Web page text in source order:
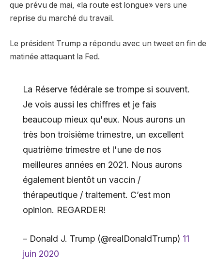
que prévu de mai, «la route est longue» vers une
reprise du marché du travail.
Le président Trump a répondu avec un tweet en fin de
matinée attaquant la Fed.
La Réserve fédérale se trompe si souvent.
Je vois aussi les chiffres et je fais
beaucoup mieux qu'eux. Nous aurons un
très bon troisième trimestre, un excellent
quatrième trimestre et l'une de nos
meilleures années en 2021. Nous aurons
également bientôt un vaccin /
thérapeutique / traitement. C’est mon
opinion. REGARDER!
– Donald J. Trump (@realDonaldTrump) 11
juin 2020